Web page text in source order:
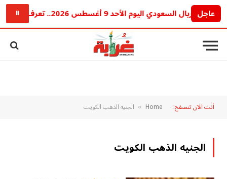
عاجل
سعر الريال السعودي اليوم الأحد 9 أغسطس 2026.. تعرف على أسعار البنوك المصرية ⏸
أنت الآن تتصفح: Home
» الجنيه الذهب الكويت
الجنيه الذهب الكويت